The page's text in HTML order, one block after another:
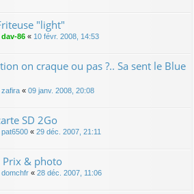
"light"
dav-86 « 10 févr. 2008, 14:53
on craque ou pas ?.. Sa sent le Blue
zafira « 09 janv. 2008, 20:08
SD 2Go
pat6500 « 29 déc. 2007, 21:11
Prix & photo
domchfr « 28 déc. 2007, 11:06